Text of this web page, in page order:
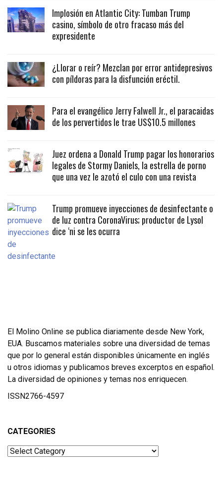
Implosión en Atlantic City: Tumban Trump
casino, símbolo de otro fracaso más del
expresidente
¿Llorar o reír? Mezclan por error antidepresivos
con píldoras para la disfunción eréctil.
Para el evangélico Jerry Falwell Jr., el paracaidas
de los pervertidos le trae US$10.5 millones
Juez ordena a Donald Trump pagar los honorarios
legales de Stormy Daniels, la estrella de porno
que una vez le azotó el culo con una revista
Trump promueve inyecciones de desinfectante o
de luz contra CoronaVirus; productor de Lysol
dice ‘ni se les ocurra
El Molino Online se publica diariamente desde New York,
EUA. Buscamos materiales sobre una diversidad de temas
que por lo general están disponibles únicamente en inglés
u otros idiomas y publicamos breves excerptos en español.
La diversidad de opiniones y temas nos enriquecen.
ISSN2766-4597
CATEGORIES
Categories